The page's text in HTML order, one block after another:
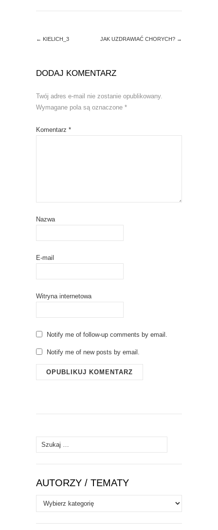
w
o
w
w
← KIELICH_3 JAK UZDRAWIAĆ CHORYCH? →
DODAJ KOMENTARZ
Twój adres e-mail nie zostanie opublikowany.
Wymagane pola są oznaczone *
Komentarz *
Nazwa
E-mail
Witryna internetowa
Notify me of follow-up comments by email.
Notify me of new posts by email.
Szukaj:
AUTORZY / TEMATY
Autorzy
/
Tematy